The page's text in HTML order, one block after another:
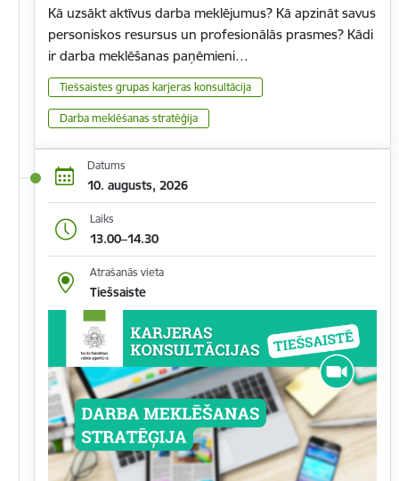
Kā uzsākt aktīvus darba meklējumus? Kā apzināt savus
personiskos resursus un profesionālās prasmes? Kādi
ir darba meklēšanas paņēmieni…
Tiešsaistes grupas karjeras konsultācija
Darba meklēšanas stratēģija
Datums
10. augusts, 2026
Laiks
13.00–14.30
Atrašanās vieta
Tiešsaiste